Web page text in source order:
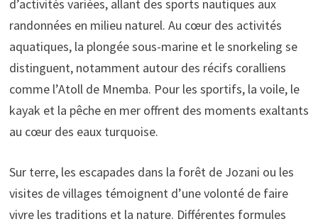
d’activités variées, allant des sports nautiques aux
randonnées en milieu naturel. Au cœur des activités
aquatiques, la plongée sous-marine et le snorkeling se
distinguent, notamment autour des récifs coralliens
comme l’Atoll de Mnemba. Pour les sportifs, la voile, le
kayak et la pêche en mer offrent des moments exaltants
au cœur des eaux turquoise.
Sur terre, les escapades dans la forêt de Jozani ou les
visites de villages témoignent d’une volonté de faire
vivre les traditions et la nature. Différentes formules